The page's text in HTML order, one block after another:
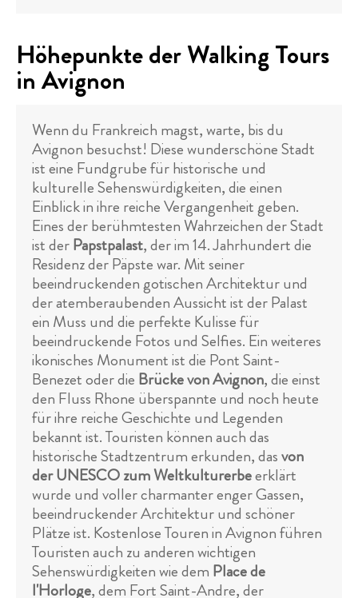
Höhepunkte der Walking Tours
in Avignon
Wenn du Frankreich magst, warte, bis du
Avignon besuchst! Diese wunderschöne Stadt
ist eine Fundgrube für historische und
kulturelle Sehenswürdigkeiten, die einen
Einblick in ihre reiche Vergangenheit geben.
Eines der berühmtesten Wahrzeichen der Stadt
ist derPapstpalast, der im 14. Jahrhundert die
Residenz der Päpste war. Mit seiner
beeindruckenden gotischen Architektur und
der atemberaubenden Aussicht ist der Palast
ein Muss und die perfekte Kulisse für
beeindruckende Fotos und Selfies. Ein weiteres
ikonisches Monument ist die Pont Saint-
Benezet oder die Brücke von Avignon, die einst
den Fluss Rhone überspannte und noch heute
für ihre reiche Geschichte und Legenden
bekannt ist. Touristen können auch das
historische Stadtzentrum erkunden, dasvon
der UNESCO zum Weltkulturerbeerklärt
wurde und voller charmanter enger Gassen,
beeindruckender Architektur und schöner
Plätze ist. Kostenlose Touren in Avignon führen
Touristen auch zu anderen wichtigen
Sehenswürdigkeiten wie dem Place de
l'Horloge, dem Fort Saint-Andre, der